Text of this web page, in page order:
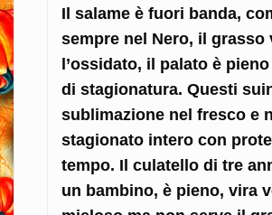
Il salame è fuori banda,
sempre nel Nero, il grasso
l’ossidato, il palato è
di stagionatura. Questi
sublimazione nel fresco e
stagionato intero con
tempo. Il culatello di tre
un bambino, è pieno, vira